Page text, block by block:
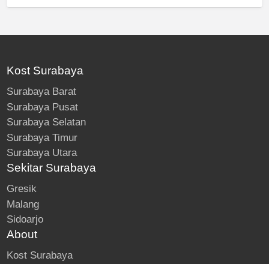
Kost Surabaya
Surabaya Barat
Surabaya Pusat
Surabaya Selatan
Surabaya Timur
Surabaya Utara
Sekitar Surabaya
Gresik
Malang
Sidoarjo
About
Kost Surabaya